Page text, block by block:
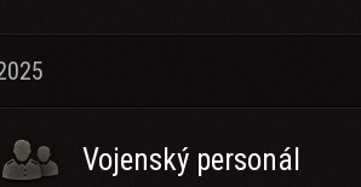
Vojenský personál